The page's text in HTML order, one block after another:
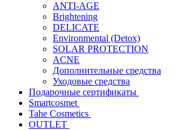
ANTI-AGE
Brightening
DELICATE
Environmental (Detox)
SOLAR PROTECTION
АCNE
Дополнительные средства
Уходовые средства
Подарочные сертификаты
Smartcosmet
Tahe Cosmetics
OUTLET